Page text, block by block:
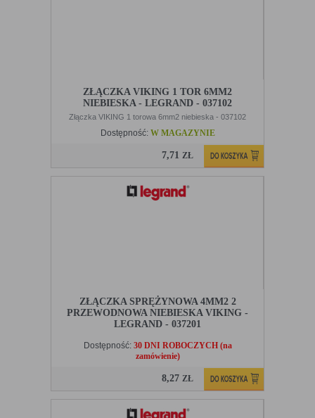
ZŁĄCZKA VIKING 1 TOR 6MM2
NIEBIESKA - LEGRAND - 037102
Złączka VIKING 1 torowa 6mm2 niebieska - 037102
Dostępność: W MAGAZYNIE
7,71ZŁ
ZŁĄCZKA SPRĘŻYNOWA 4MM2 2
PRZEWODNOWA NIEBIESKA VIKING -
LEGRAND - 037201
Dostępność: 30 DNI ROBOCZYCH (na
zamówienie)
8,27ZŁ